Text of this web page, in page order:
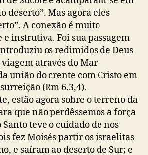
deserto”. Mas agora eles
A conexão é muito
instrutiva. Foi sua passagem
os redimidos de Deus
viagem através do Mar
união do crente com Cristo em
(Rm 6.3,4).
estão agora sobre o terreno da
que não perdêssemos a força
teve o cuidado de nos
fez Moisés partir os israelitas
e saíram ao deserto de Sur; e